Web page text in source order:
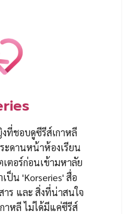
ที่ชอบดูซีรีส์เกาหลี
ะดานหน้าห้องเรียน
ตอร์ก่อนเข้ามหาลัย
ป็น 'Korseries' สื่อ
ร และ สิ่งที่น่าสนใจ
กาหลี ไม่ได้มีแค่ซีรีส์